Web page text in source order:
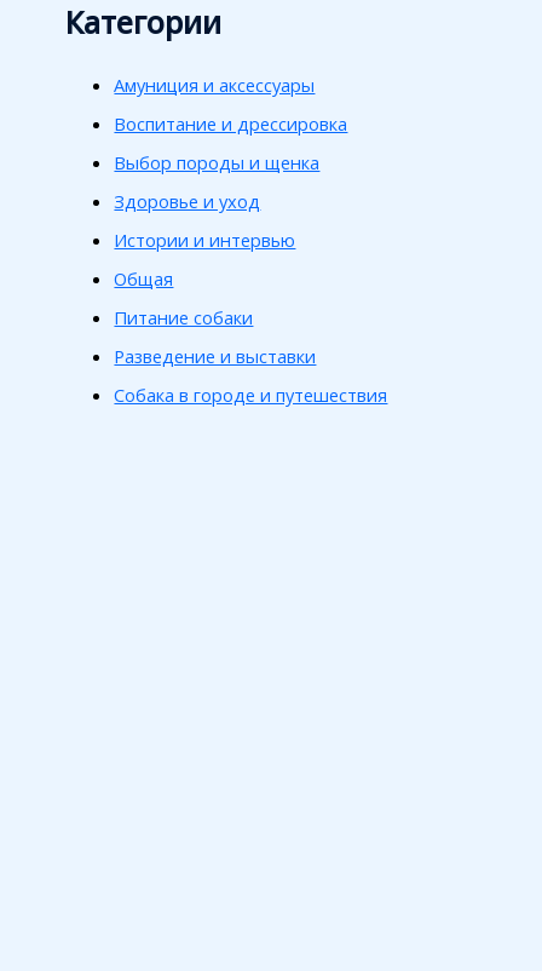
Категории
Амуниция и аксессуары
Воспитание и дрессировка
Выбор породы и щенка
Здоровье и уход
Истории и интервью
Общая
Питание собаки
Разведение и выставки
Собака в городе и путешествия